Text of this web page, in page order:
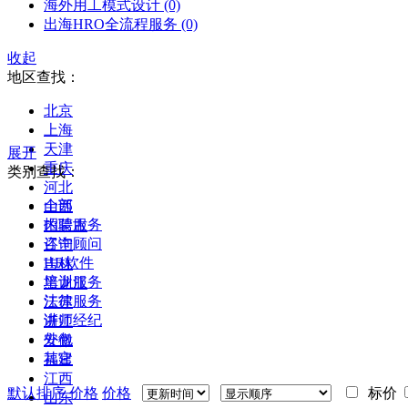
海外用工模式设计 (0)
出海HRO全流程服务 (0)
收起
地区查找：
北京
上海
天津
重庆
河北
山西
内蒙古
辽宁
吉林
黑龙江
江苏
浙江
安徽
福建
江西
山东
展开
类别查找：
全部
招聘服务
咨询顾问
HR软件
培训服务
法律服务
讲师经纪
外包
其它
默认排序 价格 价格 标价